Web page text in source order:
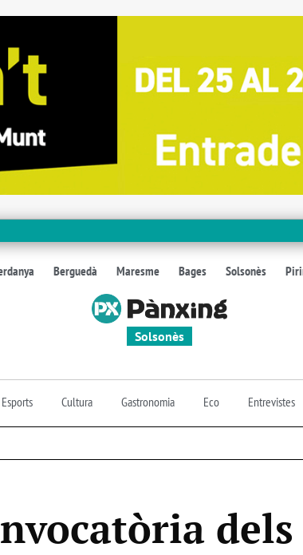
Berguedà Maresme Bages Solsonès
Solsonès
Esports Cultura Gastronomia Eco Entrevistes